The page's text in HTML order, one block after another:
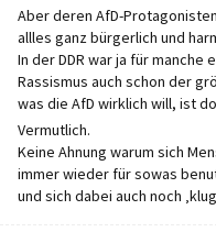
Aber deren AfD-
allles ganz bürgerlich und
In der DDR war ja für manche
Rassismus auch schon der
was die AfD wirklich will, ist
Vermutlich.
Keine Ahnung warum sich
immer wieder für sowas
und sich dabei auch noch